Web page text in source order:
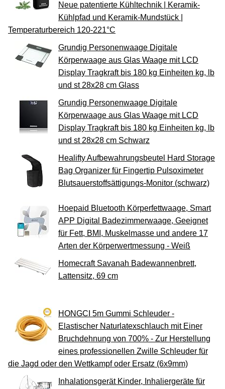
Neue patentierte Kühltechnik | Keramik-
Kühlpfad und Keramik-Mundstück |
Temperaturbereich 120-221°C
Grundig Personenwaage Digitale
Körperwaage aus Glas Waage mit LCD
Display Tragkraft bis 180 kg Einheiten kg, lb
und st 28x28 cm Glass
Grundig Personenwaage Digitale
Körperwaage aus Glas Waage mit LCD
Display Tragkraft bis 180 kg Einheiten kg, lb
und st 28x28 cm Schwarz
Healifty Aufbewahrungsbeutel Hard Storage
Bag Organizer für Fingertip Pulsoximeter
Blutsauerstoffsättigungs-Monitor (schwarz)
Hoepaid Bluetooth Körperfettwaage, Smart
APP Digital Badezimmerwaage, Geeignet
für Fett, BMI, Muskelmasse und andere 17
Arten der Körperwertmessung - Weiß
Homecraft Savanah Badewannenbrett,
Lattensitz, 69 cm
HONGCI 5m Gummi Schleuder -
Elastischer Naturlatexschlauch mit Einer
Bruchdehnung von 700% - Zur Herstellung
eines professionellen Zwille Schleuder für
die Jagd oder den Wettkampf oder Ersatz (6x9mm)
Inhalationsgerät Kinder, Inhaliergeräte für